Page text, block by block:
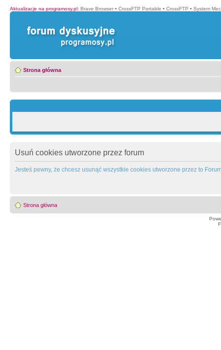
Aktualizacje na programosy.pl: Brave Browser • CrossFTP Portable • CrossFTP • System
Strona główna
Usuń cookies utworzone przez forum
Jesteś pewny, że chcesz usunąć wszystkie cookies utworzone przez to
Strona główna